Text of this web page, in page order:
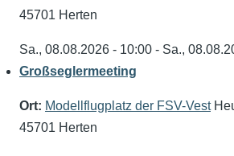
45701 Herten
Sa., 08.08.2026 - 10:00 - Sa.,
Großseglermeeting
Ort: Modellflugplatz der FSV-Vest
45701 Herten